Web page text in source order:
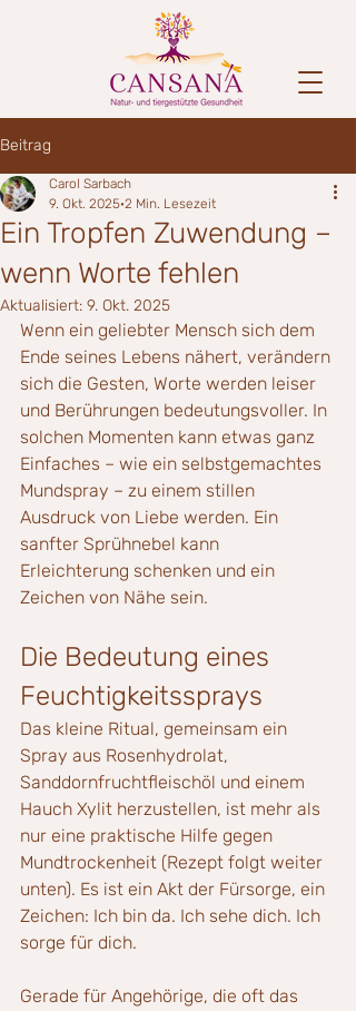
Beitrag
Ein Tropfen Zuwendung –
wenn Worte fehlen
Carol Sarbach
9. Okt. 2025 2 Min. Lesezeit
Aktualisiert: 9. Okt. 2025
Wenn ein geliebter Mensch sich dem
Ende seines Lebens nähert, verändern
sich die Gesten, Worte werden leiser
und Berührungen bedeutungsvoller. In
solchen Momenten kann etwas ganz
Einfaches – wie ein selbstgemachtes
Mundspray – zu einem stillen
Ausdruck von Liebe werden. Ein
sanfter Sprühnebel kann
Erleichterung schenken und ein
Zeichen von Nähe sein.
Die Bedeutung eines
Feuchtigkeitssprays
Das kleine Ritual, gemeinsam ein
Spray aus Rosenhydrolat,
Sanddornfruchtfleischöl und einem
Hauch Xylit herzustellen, ist mehr als
nur eine praktische Hilfe gegen
Mundtrockenheit (Rezept folgt weiter
unten). Es ist ein Akt der Fürsorge, ein
Zeichen: Ich bin da. Ich sehe dich. Ich
sorge für dich.
Gerade für Angehörige, die oft das